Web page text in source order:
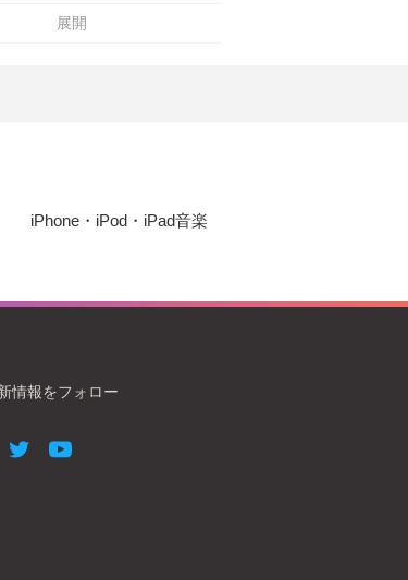
展開
iPhone・iPod・iPad音楽
情報をフォロー